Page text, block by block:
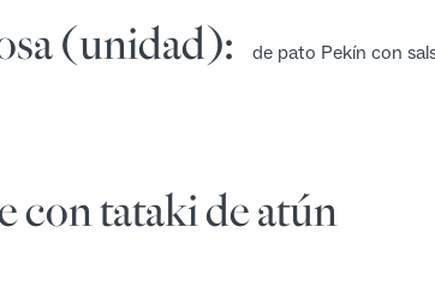
(unidad):
de pato Pekín con
tataki de atún